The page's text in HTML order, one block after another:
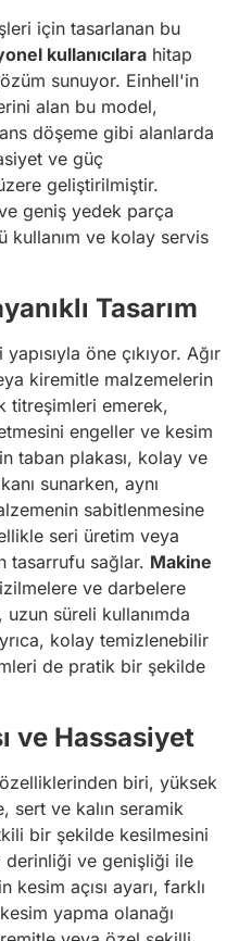
için tasarlanan bu
kullanıcılara hitap
sunuyor. Einhell'in
alan bu model,
döşeme gibi alanlarda
ve güç
geliştirilmiştir.
geniş yedek parça
kullanım ve kolay servis
Tasarım
öne çıkıyor. Ağır
kiremitle malzemelerin
titreşimleri emerek,
engeller ve kesim
taban plakası, kolay ve
sunarken, aynı
sabitlenmesine
seri üretim veya
tasarrufu sağlar. Makine
ve darbelere
uzun süreli kullanımda
kolay temizlenebilir
de pratik bir şekilde
ve Hassasiyet
biri, yüksek
sert ve kalın seramik
bir şekilde kesilmesini
derinliği ve genişliği ile
açısı ayarı, farklı
yapma olanağı